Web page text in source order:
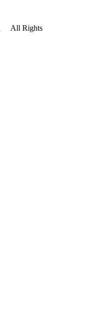
All Rights